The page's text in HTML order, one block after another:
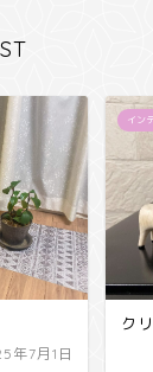
年7月1日
イン
ク